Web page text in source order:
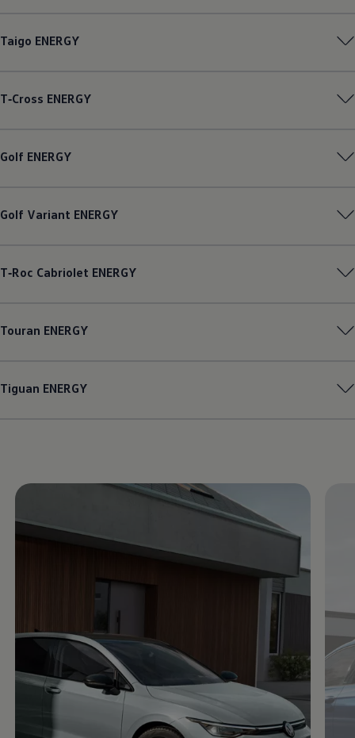
Taigo ENERGY
T‑Cross ENERGY
Golf ENERGY
Golf Variant ENERGY
T‑Roc Cabriolet ENERGY
Touran ENERGY
Tiguan ENERGY